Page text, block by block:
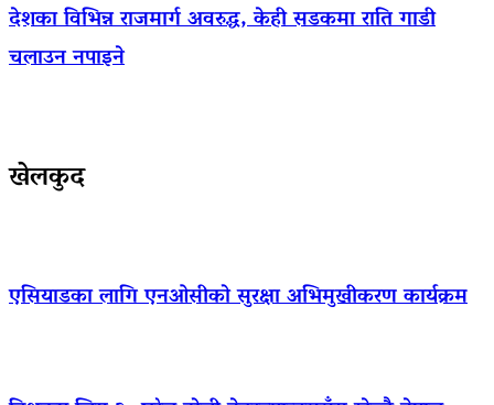
देशका विभिन्न राजमार्ग अवरुद्ध, केही सडकमा राति गाडी
चलाउन नपाइने
खेलकुद
एसियाडका लागि एनओसीको सुरक्षा अभिमुखीकरण कार्यक्रम